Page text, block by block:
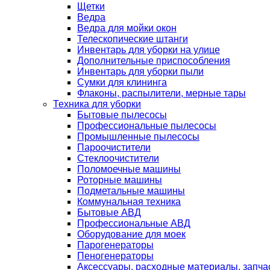
Щетки
Ведра
Ведра для мойки окон
Телескопические штанги
Инвентарь для уборки на улице
Дополнительные приспособления
Инвентарь для уборки пыли
Сумки для клининга
Флаконы, распылители, мерные тары
Техника для уборки
Бытовые пылесосы
Профессиональные пылесосы
Промышленные пылесосы
Пароочистители
Стеклоочистители
Поломоечные машины
Роторные машины
Подметальные машины
Коммунальная техника
Бытовые АВД
Профессиональные АВД
Оборудование для моек
Парогенераторы
Пеногенераторы
Аксессуары, расходные материалы,